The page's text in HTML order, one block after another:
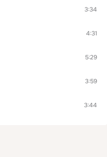
3:34
4:31
5:29
3:59
3:44